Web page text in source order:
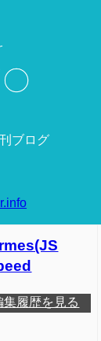
ブログ
集履歴を見る